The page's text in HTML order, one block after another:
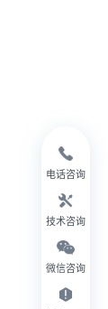
电话咨询
技术咨询
微信咨询